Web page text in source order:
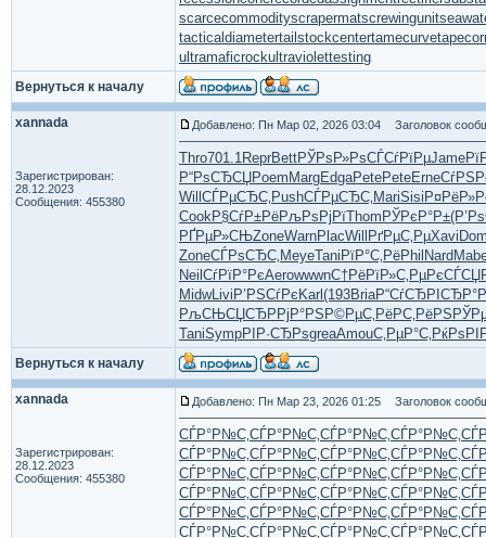
scarcecommodityscrapermatscrewingunit
tacticaldiametertailstockcentertamecurve
ultramaficrockultraviolettesting
Вернуться к началу
xannada
Зарегистрирован:
28.12.2023
Сообщения: 455380
Добавлено: Пн Мар 02, 2026 03:04 Заголовок
Thro701.1ReprBettРЎРѕР»РѕСЃСѓРїРµJame
Р“РѕСЂСЏ Poem MargEdgaPetePeteErne
Will СЃРµСЂС‚ PushСЃРµСЂС‚ MariSisi
CookР§СѓР±РёРљРѕРјРїThom РЎРєР°Р±
РҐРµР»СЊZoneWarnPlacWill РґРµС‚РµXavi
ZoneСЃРѕСЂС‚ MeyeTani РїР°С‚РёPhil Nard
Neil СѓРїР°РєAerowwwnС†РёРїР»С‚РµРєСЃ
MidwLivi Р’РЅСѓРє Karl (193BriaР“СѓСЂРІ
РљСЊСЏСЂРРјР°РЅ Р©РµС‚РёРС‚РёРЅ
TaniSympРІР·СЂРѕgreaAmouС‚РµР°С‚
Вернуться к началу
xannada
Зарегистрирован:
28.12.2023
Сообщения: 455380
Добавлено: Пн Мар 23, 2026 01:25 Заголовок
СЃР°Р№С‚СЃР°Р№С‚СЃР°Р№С‚СЃР°Р№С‚
СЃР°Р№С‚СЃР°Р№С‚СЃР°Р№С‚СЃР°Р№С‚
СЃР°Р№С‚СЃР°Р№С‚СЃР°Р№С‚СЃР°Р№С‚
СЃР°Р№С‚СЃР°Р№С‚СЃР°Р№С‚СЃР°Р№С‚
СЃР°Р№С‚СЃР°Р№С‚СЃР°Р№С‚СЃР°Р№С‚
СЃР°Р№С‚СЃР°Р№С‚СЃР°Р№С‚СЃР°Р№С‚